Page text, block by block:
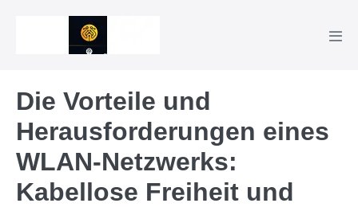
Die Vorteile und
Herausforderungen eines
WLAN-Netzwerks:
Kabellose Freiheit und